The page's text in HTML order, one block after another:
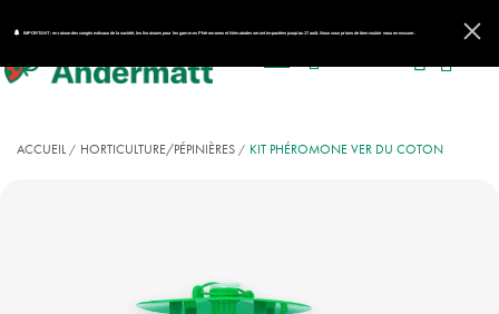
ACCUEIL HORTICULTURE/PÉPINIÈRES KIT PHÉROMONE VER DU COTON
IMPORTANT : en raison des congés estivaux de la société, les livraisons pour les gammes Phéromones et Nématodes seront impactées jusqu'au 17 août. Nous vous prions de bien vouloir nous en excuser.